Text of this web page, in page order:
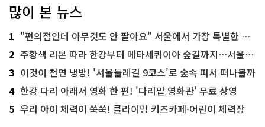
많이 본 뉴스
1 "편의점인데 아무것도 안 팔아요" 서울에서 가장 특별한 편의점의 정체
2 주황색 리본 따라 한강부터 메타세쿼이아 숲길까지…서울둘레길 15코스
3 이것이 천연 냉방! '서울둘레길 9코스'로 숲속 피서 떠나볼까
4 한강 다리 아래서 영화 한 편! '다리밑 영화관' 무료 상영
5 우리 아이 체력이 쑥쑥! 클라이밍 키즈카페·어린이 체력장